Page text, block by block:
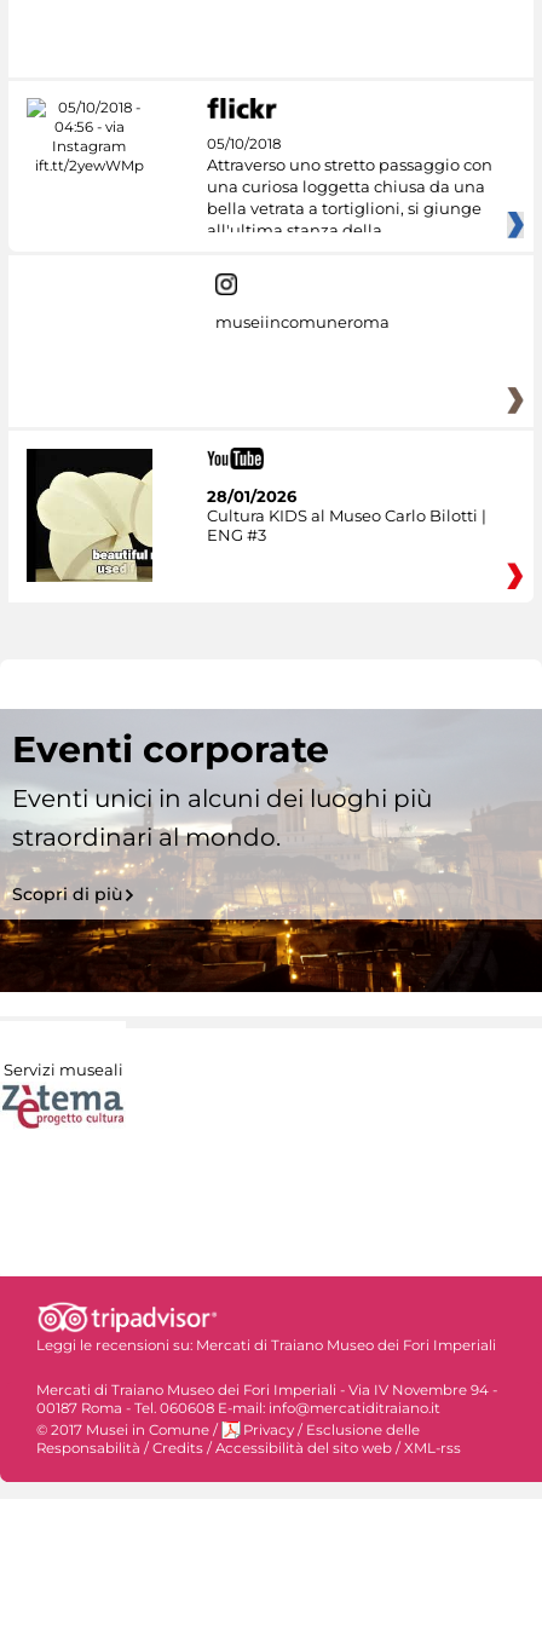
05/10/2018
Attraverso uno stretto passaggio con
una curiosa loggetta chiusa da una
bella vetrata a tortiglioni, si giunge
all'ultima stanza della
museiincomuneroma
28/01/2026
Cultura KIDS al Museo Carlo Bilotti |
ENG #3
Eventi corporate
Eventi unici in alcuni dei luoghi più
straordinari al mondo.
Scopri di più
Servizi museali
Leggi le recensioni su: Mercati di Traiano Museo dei Fori Imperiali
Mercati di Traiano Museo dei Fori Imperiali - Via IV Novembre 94 -
00187 Roma - Tel. 060608 E-mail: info@mercatiditraiano.it
© 2017 Musei in Comune / Privacy / Esclusione delle
Responsabilità / Credits / Accessibilità del sito web / XML-rss